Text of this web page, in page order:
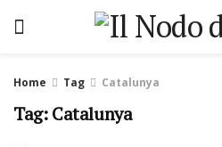
Home Tag Catalunya
Tag: Catalunya